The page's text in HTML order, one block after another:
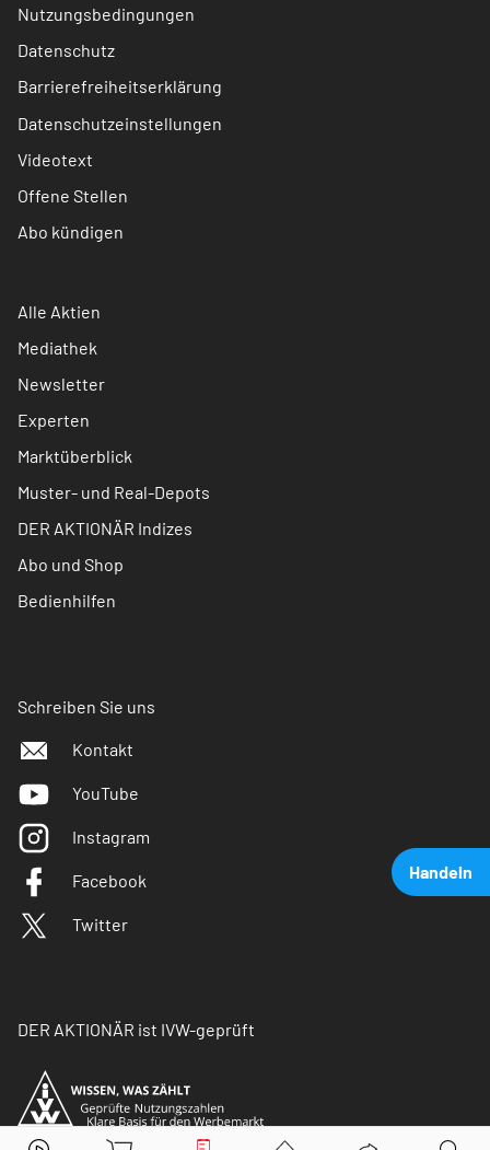
Handeln
Nutzungsbedingungen
Datenschutz
Barrierefreiheitserklärung
Datenschutzeinstellungen
Videotext
Offene Stellen
Abo kündigen
Alle Aktien
Mediathek
Newsletter
Experten
Marktüberblick
Muster- und Real-Depots
DER AKTIONÄR Indizes
Abo und Shop
Bedienhilfen
Schreiben Sie uns
Kontakt
YouTube
Instagram
Facebook
Twitter
DER AKTIONÄR ist IVW-geprüft